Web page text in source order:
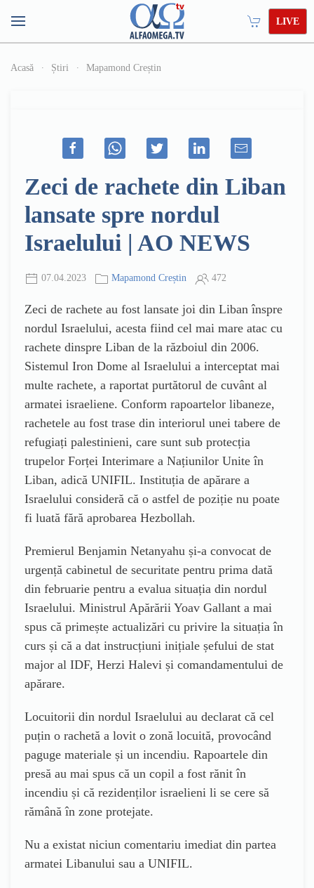
LIVE
Acasă Știri Mapamond Creștin
Zeci de rachete din Liban
lansate spre nordul
Israelului | AO NEWS
07.04.2023 Mapamond Creștin 472
Zeci de rachete au fost lansate joi din Liban înspre
nordul Israelului, acesta fiind cel mai mare atac cu
rachete dinspre Liban de la războiul din 2006.
Sistemul Iron Dome al Israelului a interceptat mai
multe rachete, a raportat purtătorul de cuvânt al
armatei israeliene. Conform rapoartelor libaneze,
rachetele au fost trase din interiorul unei tabere de
refugiați palestinieni, care sunt sub protecția
trupelor Forței Interimare a Națiunilor Unite în
Liban, adică UNIFIL. Instituția de apărare a
Israelului consideră că o astfel de poziție nu poate
fi luată fără aprobarea Hezbollah.
Premierul Benjamin Netanyahu și-a convocat de
urgență cabinetul de securitate pentru prima dată
din februarie pentru a evalua situația din nordul
Israelului. Ministrul Apărării Yoav Gallant a mai
spus că primește actualizări cu privire la situația în
curs și că a dat instrucțiuni inițiale șefului de stat
major al IDF, Herzi Halevi și comandamentului de
apărare.
Locuitorii din nordul Israelului au declarat că cel
puțin o rachetă a lovit o zonă locuită, provocând
paguge materiale și un incendiu. Rapoartele din
presă au mai spus că un copil a fost rănit în
incendiu și că rezidenților israelieni li se cere să
rămână în zone protejate.
Nu a existat niciun comentariu imediat din partea
armatei Libanului sau a UNIFIL.